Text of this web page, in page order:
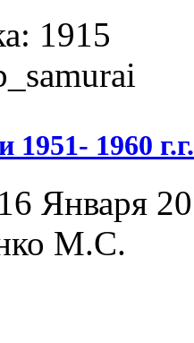
1915
1960
16 Января
М.С.